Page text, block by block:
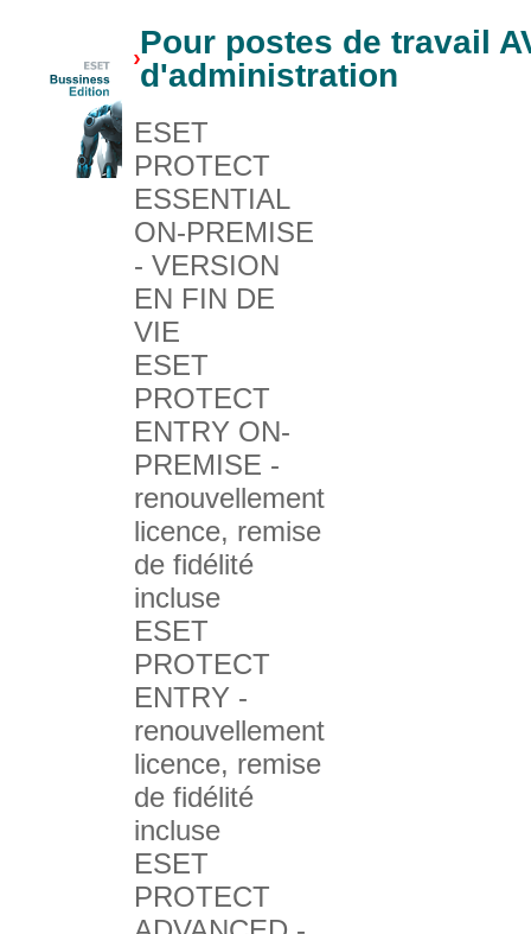
Pour postes de travail
d'administration
ESET
PROTECT
ESSENTIAL
ON-PREMISE
- VERSION
EN FIN DE
VIE
ESET
PROTECT
ENTRY ON-
PREMISE -
renouvellement
licence, remise
de fidélité
incluse
ESET
PROTECT
ENTRY -
renouvellement
licence, remise
de fidélité
incluse
ESET
PROTECT